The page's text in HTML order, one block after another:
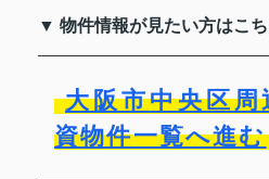
▼ 物件情報が見たい方はこ
大阪市中央区
資物件一覧へ進む